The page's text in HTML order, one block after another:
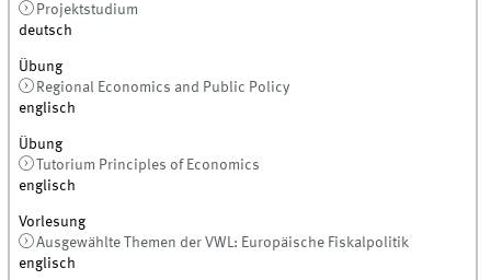
Projektstudium
deutsch
Übung
Regional Economics and Public Policy
englisch
Übung
Tutorium Principles of Economics
englisch
Vorlesung
Ausgewählte Themen der VWL: Europäische Fiskalpolitik
englisch